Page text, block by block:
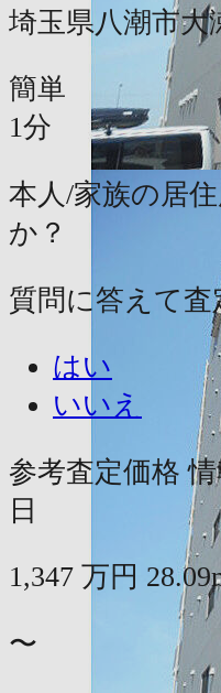
埼玉県八潮市大
簡単
1分
本人/家族の居
か？
質問に答えて
はい
いいえ
参考査定価格
日
1,347 万円
〜